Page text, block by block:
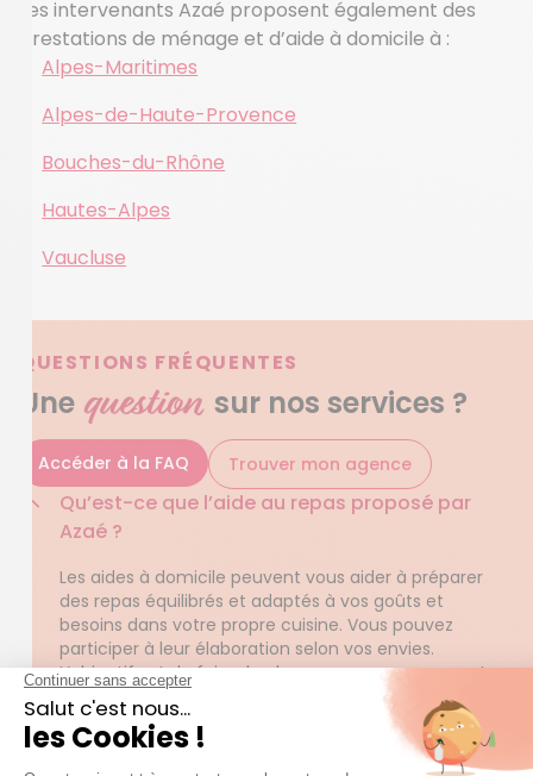
Les intervenants Azaé proposent également des
prestations de ménage et d’aide à domicile à :
Alpes-Maritimes
Alpes-de-Haute-Provence
Bouches-du-Rhône
Hautes-Alpes
Vaucluse
QUESTIONS FRÉQUENTES
Une question sur nos services ?
Accéder à la FAQ Trouver mon agence
Qu’est-ce que l’aide au repas proposé par
Azaé ?
Les aides à domicile peuvent vous aider à préparer
des repas équilibrés et adaptés à vos goûts et
besoins dans votre propre cuisine. Vous pouvez
participer à leur élaboration selon vos envies.
L’objectif est de faire de chaque repas un moment
convivial et agréable pour vous.